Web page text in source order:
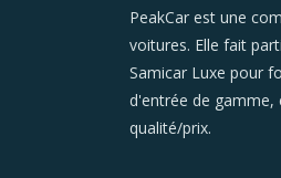
PeakCar est une
voitures. Elle fait
Samicar Luxe pour
d'entrée de gamme,
qualité/prix.